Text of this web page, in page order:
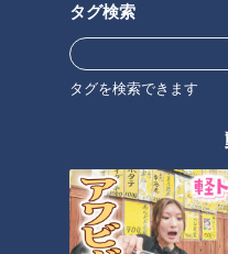
タグ検索
タグを検索できます
【中止】「太田×石井のデララ
バトークライブ」開催決定！